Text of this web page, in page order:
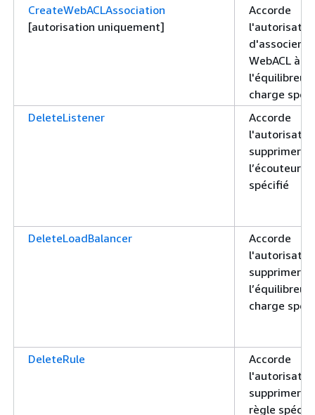
CreateWebACLAssociation
[autorisation uniquement]
Accorde
d'associer
WebACL à
l'équilibreur
charge
DeleteListener
Accorde
supprimer
l’écouteur
spécifié
DeleteLoadBalancer
Accorde
supprimer
l’équilibreur
charge
DeleteRule
Accorde
supprimer la
règle